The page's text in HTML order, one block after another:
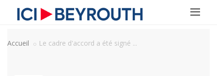
Accueil Le cadre d'accord a été signé ...